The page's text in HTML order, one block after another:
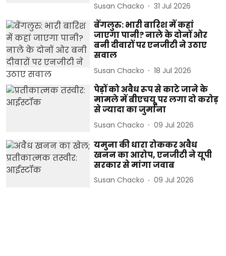
Susan Chacko 31 Jul 2026
बेंगलुरु: भारी बारिश में कहां
जाएगा पानी? नाले के दोनों ओर
बनी दीवारों पर एनजीटी ने उठाए
सवाल
Susan Chacko 18 Jul 2026
पेड़ों को अवैध रूप से काटे जाने के
मामले में बीएचयू पर लगा दो करोड़
से ज्यादा का जुर्माना
Susan Chacko 09 Jul 2026
यमुना की धारा रोककर अवैध
खनन का आरोप, एनजीटी ने यूपी
सरकार से मांगा जवाब
Susan Chacko 09 Jul 2026